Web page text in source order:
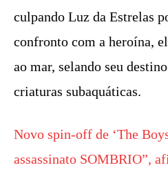
culpando Luz da Estrelas
confronto com a heroína,
ao mar, selando seu
criaturas subaquáticas.
Novo spin-off de ‘The
assassinato SOMBRIO”,